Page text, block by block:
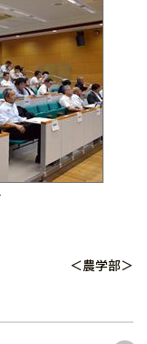
＜農学部＞